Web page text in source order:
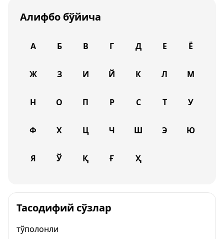
Алифбо бўйича
А Б В Г Д Е Ё
Ж З И Й К Л М
Н О П Р С Т У
Ф Х Ц Ч Ш Э Ю
Я Ў Қ Ғ Ҳ
Тасодифий сўзлар
тўполонли